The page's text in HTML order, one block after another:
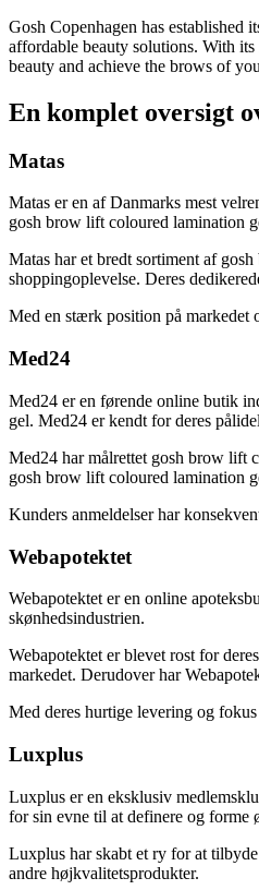
Gosh Copenhagen has
affordable beauty solutions. With
beauty and achieve the brows of
En komplet oversigt
Matas
Matas er en af Danmarks mest
gosh brow lift coloured lamination
Matas har et bredt sortiment af
shoppingoplevelse. Deres
Med en stærk position på markedet
Med24
Med24 er en førende online butik
gel. Med24 er kendt for deres
Med24 har målrettet gosh brow lift
gosh brow lift coloured lamination
Kunders anmeldelser har
Webapotektet
Webapotektet er en online
skønhedsindustrien.
Webapotektet er blevet rost for
markedet. Derudover har
Med deres hurtige levering og
Luxplus
Luxplus er en eksklusiv
for sin evne til at definere og forme
Luxplus har skabt et ry for at
andre højkvalitetsprodukter.